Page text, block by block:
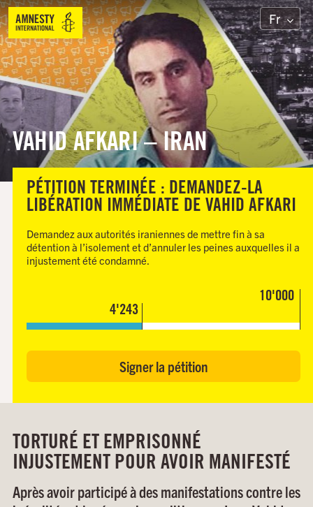
Fr
VAHID AFKARI – IRAN
PÉTITION TERMINÉE : DEMANDEZ-LA
LIBÉRATION IMMÉDIATE DE VAHID AFKARI
Demandez aux autorités iraniennes de mettre fin à sa
détention à l’isolement et d’annuler les peines auxquelles il a
injustement été condamné.
10'000
4'243
Signer la pétition
TORTURÉ ET EMPRISONNÉ
INJUSTEMENT POUR AVOIR MANIFESTÉ
Après avoir participé à des manifestations contre les